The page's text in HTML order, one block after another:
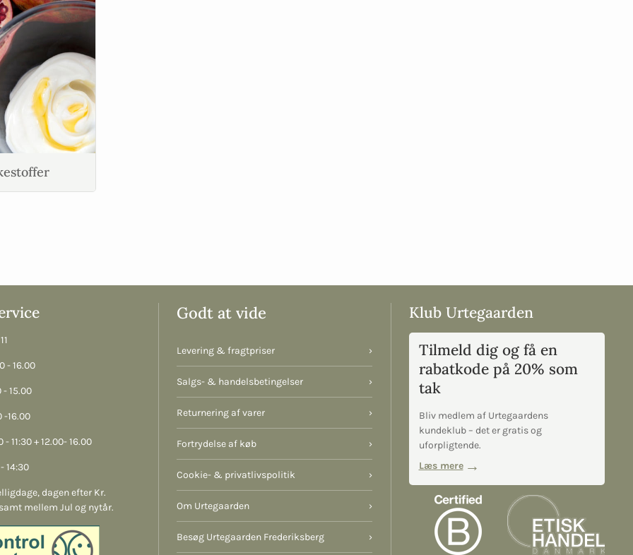
- 16.00
15.00
-16.00
11:30 + 12.00- 16.00
14:30
dagen efter Kr.
mellem Jul og nytår.
Godt at vide
Levering & fragtpriser ›
Salgs- & handelsbetingelser ›
Returnering af varer ›
Fortrydelse af køb ›
Cookie- & privatlivspolitik ›
Om Urtegaarden ›
Besøg Urtegaarden Frederiksberg ›
Klub Urtegaarden
Tilmeld dig og få en
rabatkode på 20% som
tak
Bliv medlem af Urtegaardens
kundeklub – det er gratis og
uforpligtende.
Læs mere